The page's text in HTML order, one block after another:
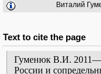
Виталий
Text to cite the page
Гуменюк В.И.
России и